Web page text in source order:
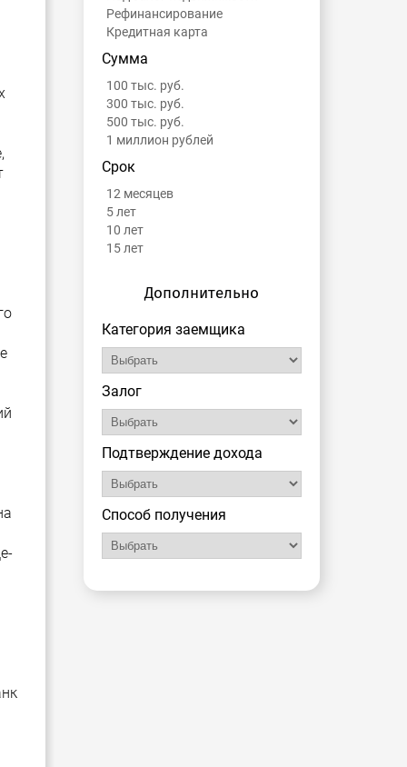
Рефинансирование
Кредитная карта
Сумма
100 тыс. руб.
300 тыс. руб.
500 тыс. руб.
1 миллион рублей
Срок
12 месяцев
5 лет
10 лет
15 лет
Дополнительно
Категория заемщика
Залог
Подтверждение дохода
Способ получения